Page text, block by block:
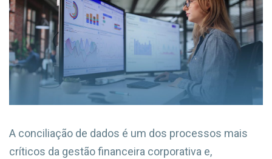
A conciliação de dados é um dos processos mais
críticos da gestão financeira corporativa e,